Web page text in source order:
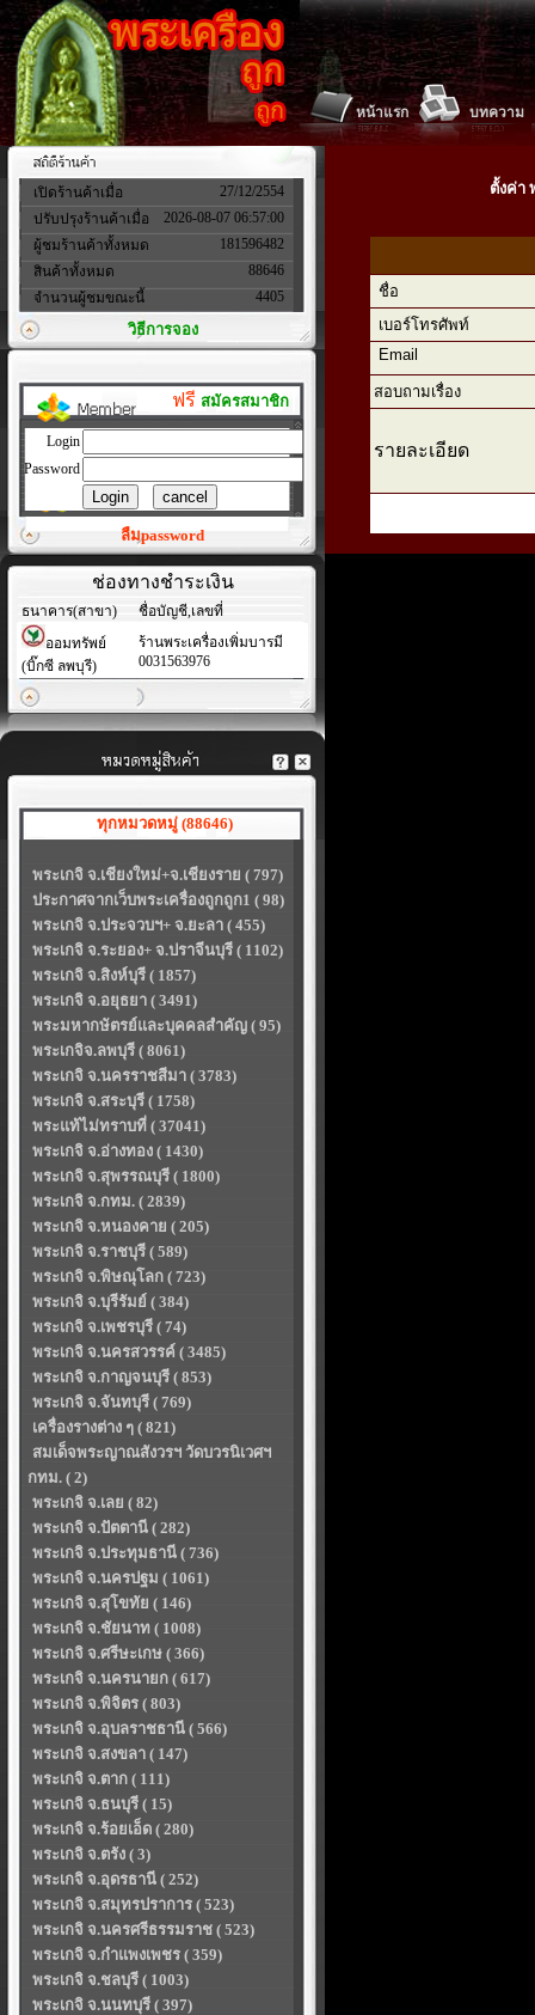
หน้าแรก บทความ
เปิดร้านค้าเมื่อ
27/12/2554
ปรับปรุงร้านค้าเมื่อ
2026-08-07 06:57:00
ผู้ชมร้านค้าทั้งหมด
181596482
สินค้าทั้งหมด
88646
จำนวนผู้ชมขณะนี้
4405
วิธีการจอง
ฟรี สมัครสมาชิก
Login
Password
ลืมpassword
ช่องทางชำระเงิน
ธนาคาร(สาขา)
ชื่อบัญชี,เลขที่
ออมทรัพย์
(บิ๊กซี ลพบุรี)
ร้านพระเครื่องเพิ่มบารมี
0031563976
ทุกหมวดหมู่ (88646)
พระเกจิ จ.เชียงใหม่+จ.เชียงราย ( 797)
ประกาศจากเว็บพระเครื่องถูกถูก1 ( 98)
พระเกจิ จ.ประจวบฯ+ จ.ยะลา ( 455)
พระเกจิ จ.ระยอง+ จ.ปราจีนบุรี ( 1102)
พระเกจิ จ.สิงห์บุรี ( 1857)
พระเกจิ จ.อยุธยา ( 3491)
พระมหากษัตรย์และบุคคลสำคัญ ( 95)
พระเกจิจ.ลพบุรี ( 8061)
พระเกจิ จ.นครราชสีมา ( 3783)
พระเกจิ จ.สระบุรี ( 1758)
พระแท้ไม่ทราบที่ ( 37041)
พระเกจิ จ.อ่างทอง ( 1430)
พระเกจิ จ.สุพรรณบุรี ( 1800)
พระเกจิ จ.กทม. ( 2839)
พระเกจิ จ.หนองคาย ( 205)
พระเกจิ จ.ราชบุรี ( 589)
พระเกจิ จ.พิษณุโลก ( 723)
พระเกจิ จ.บุรีรัมย์ ( 384)
พระเกจิ จ.เพชรบุรี ( 74)
พระเกจิ จ.นครสวรรค์ ( 3485)
พระเกจิ จ.กาญจนบุรี ( 853)
พระเกจิ จ.จันทบุรี ( 769)
เครื่องรางต่าง ๆ ( 821)
สมเด็จพระญาณสังวรฯ วัดบวรนิเวศฯ
กทม. ( 2)
พระเกจิ จ.เลย ( 82)
พระเกจิ จ.ปัตตานี ( 282)
พระเกจิ จ.ประทุมธานี ( 736)
พระเกจิ จ.นครปฐม ( 1061)
พระเกจิ จ.สุโขทัย ( 146)
พระเกจิ จ.ชัยนาท ( 1008)
พระเกจิ จ.ศรีษะเกษ ( 366)
พระเกจิ จ.นครนายก ( 617)
พระเกจิ จ.พิจิตร ( 803)
พระเกจิ จ.อุบลราชธานี ( 566)
พระเกจิ จ.สงขลา ( 147)
พระเกจิ จ.ตาก ( 111)
พระเกจิ จ.ธนบุรี ( 15)
พระเกจิ จ.ร้อยเอ็ด ( 280)
พระเกจิ จ.ตรัง ( 3)
พระเกจิ จ.อุดรธานี ( 252)
พระเกจิ จ.สมุทรปราการ ( 523)
พระเกจิ จ.นครศรีธรรมราช ( 523)
พระเกจิ จ.กำแพงเพชร ( 359)
พระเกจิ จ.ชลบุรี ( 1003)
พระเกจิ จ.นนทบุรี ( 397)
ตั้งค่า
ชื่อ
เบอร์โทรศัพท์
Email
สอบถามเรื่อง
รายละเอียด